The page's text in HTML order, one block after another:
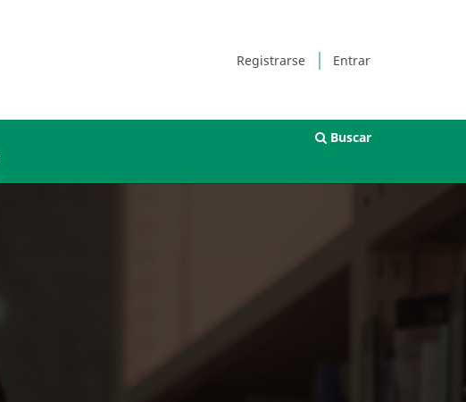
Registrarse Entrar
Buscar